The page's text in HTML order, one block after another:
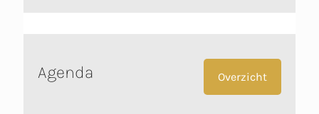
Agenda Overzicht